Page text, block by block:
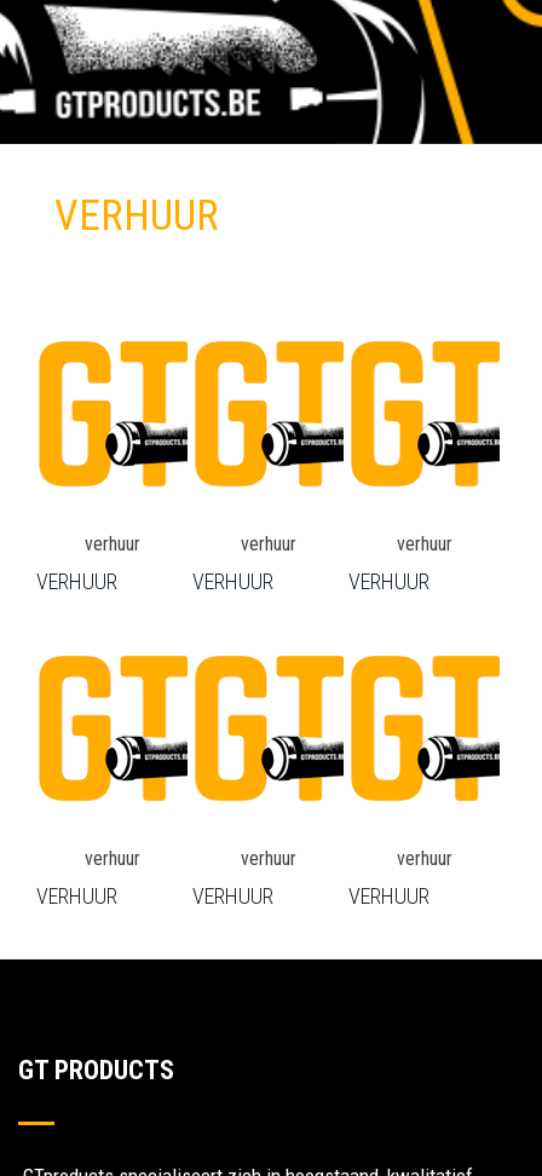
VERHUUR
verhuur
VERHUUR
verhuur
VERHUUR
verhuur
VERHUUR
verhuur
VERHUUR
verhuur
VERHUUR
verhuur
VERHUUR
GT PRODUCTS